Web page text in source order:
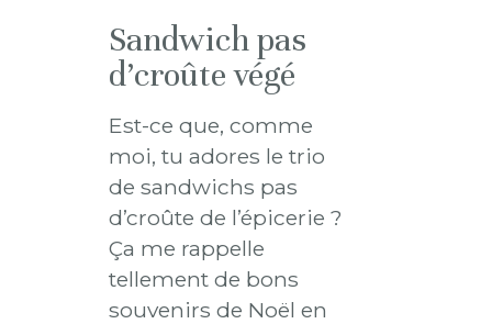
Sandwich pas
d’croûte végé
Est-ce que, comme
moi, tu adores le trio
de sandwichs pas
d’croûte de l’épicerie ?
Ça me rappelle
tellement de bons
souvenirs de Noël en